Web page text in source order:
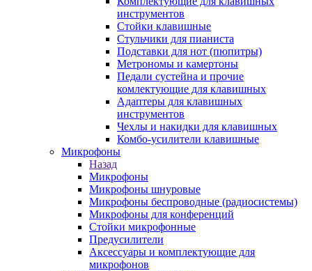
инструментов
Стойки клавишные
Стульчики для пианиста
Подставки для нот (пюпитры)
Метрономы и камертоны
Педали сустейна и прочие
комлектующие для клавишных
Адаптеры для клавишных
инструментов
Чехлы и накидки для клавишных
Комбо-усилители клавишные
Микрофоны
Назад
Микрофоны
Микрофоны шнуровые
Микрофоны беспроводные (радиосистемы)
Микрофоны для конференций
Стойки микрофонные
Предусилители
Аксессуары и комплектующие для
микрофонов